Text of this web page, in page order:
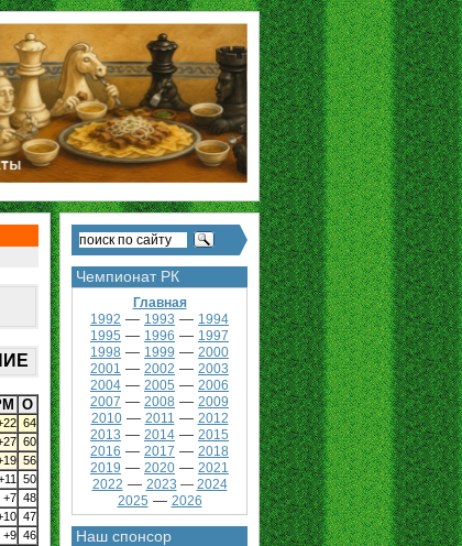
О
64
60
56
50
+7 48
47
+9 46
Чемпионат РК
Главная
1992 — 1993 — 1994
1995 — 1996 — 1997
1998 — 1999 — 2000
2001 — 2002 — 2003
2004 — 2005 — 2006
2007 — 2008 — 2009
2010— 2011 — 2012
2013 — 2014 — 2015
2016 — 2017 — 2018
2019 — 2020 — 2021
2022 — 2023 — 2024
2025 — 2026
Наш спонсор